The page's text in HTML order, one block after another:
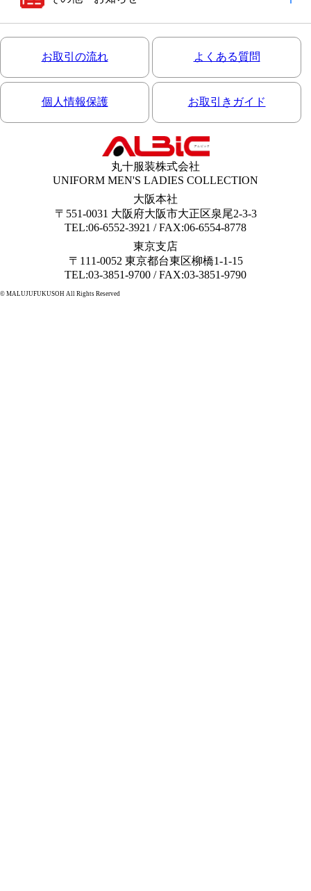
お取引の流れ よくある質問
個人情報保護 お取引きガイド
丸十服装株式会社
UNIFORM MEN'S LADIES COLLECTION
大阪本社
〒551-0031 大阪府大阪市大正区泉尾2-3-3
TEL:06-6552-3921 / FAX:06-6554-8778
東京支店
〒111-0052 東京都台東区柳橋1-1-15
TEL:03-3851-9700 / FAX:03-3851-9790
© MALUJUFUKUSOH All Rights Reserved